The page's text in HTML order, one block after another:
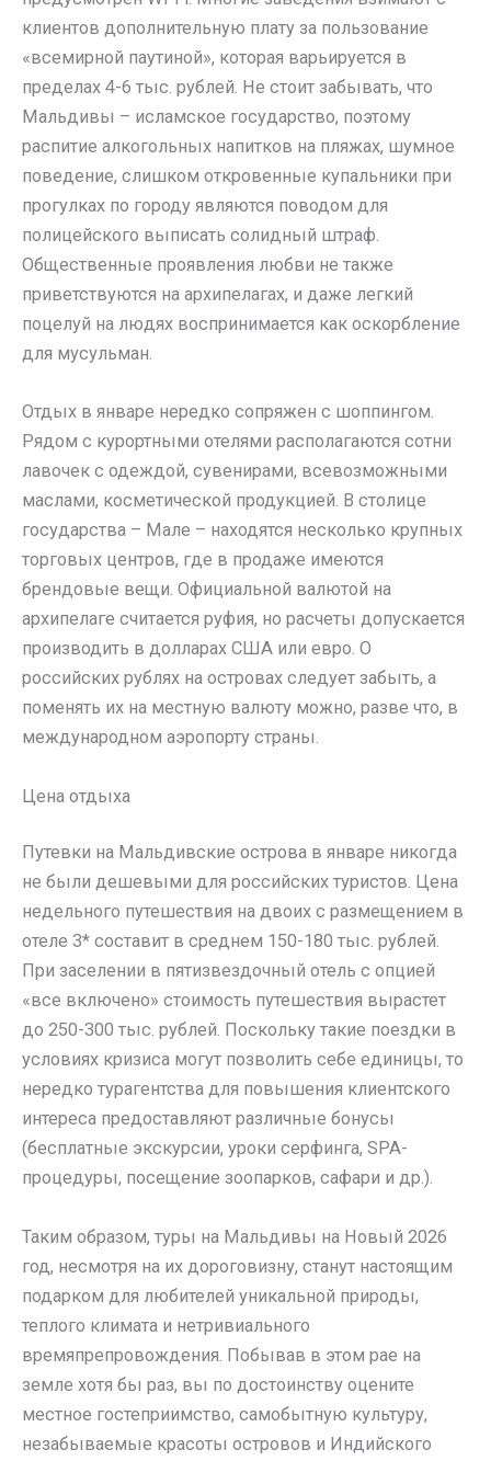
клиентов дополнительную плату за пользование
«всемирной паутиной», которая варьируется в
пределах 4-6 тыс. рублей. Не стоит забывать, что
Мальдивы – исламское государство, поэтому
распитие алкогольных напитков на пляжах, шумное
поведение, слишком откровенные купальники при
прогулках по городу являются поводом для
полицейского выписать солидный штраф.
Общественные проявления любви не также
приветствуются на архипелагах, и даже легкий
поцелуй на людях воспринимается как оскорбление
для мусульман.
Отдых в январе нередко сопряжен с шоппингом.
Рядом с курортными отелями располагаются сотни
лавочек с одеждой, сувенирами, всевозможными
маслами, косметической продукцией. В столице
государства – Мале – находятся несколько крупных
торговых центров, где в продаже имеются
брендовые вещи. Официальной валютой на
архипелаге считается руфия, но расчеты допускается
производить в долларах США или евро. О
российских рублях на островах следует забыть, а
поменять их на местную валюту можно, разве что, в
международном аэропорту страны.
Цена отдыха
Путевки на Мальдивские острова в январе никогда
не были дешевыми для российских туристов. Цена
недельного путешествия на двоих с размещением в
отеле 3* составит в среднем 150-180 тыс. рублей.
При заселении в пятизвездочный отель с опцией
«все включено» стоимость путешествия вырастет
до 250-300 тыс. рублей. Поскольку такие поездки в
условиях кризиса могут позволить себе единицы, то
нередко турагентства для повышения клиентского
интереса предоставляют различные бонусы
(бесплатные экскурсии, уроки серфинга, SPA-
процедуры, посещение зоопарков, сафари и др.).
Таким образом, туры на Мальдивы на Новый 2026
год, несмотря на их дороговизну, станут настоящим
подарком для любителей уникальной природы,
теплого климата и нетривиального
времяпрепровождения. Побывав в этом рае на
земле хотя бы раз, вы по достоинству оцените
местное гостеприимство, самобытную культуру,
незабываемые красоты островов и Индийского